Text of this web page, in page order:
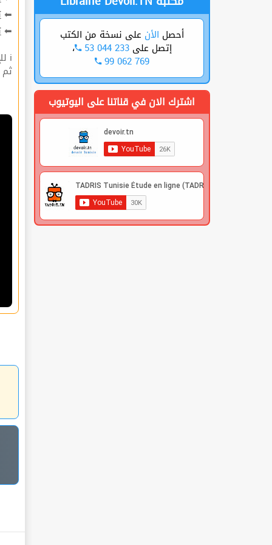
⬅
⬅
ℹ للإشتراك قوم بعملية التسجيل🔐 في الموقع |
أحصل الأن على نسخة من الكتب
إتصل على53 044 233 ،
99 062 769
اشترك الان في قناتنا على اليوتيوب